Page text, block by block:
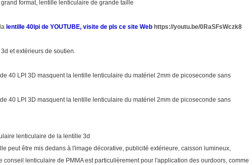
format, lentille lenticulaire de grande taille
la lentille 40lpi de YOUTUBE, visite de pls ce site Web https://youtu.be/0RaSFsWczk8
et extérieurs de soutien.
40 LPI 3D masquent la lentille lenticulaire du matériel 2mm de picoseconde sans
40 LPI 3D masquent la lentille lenticulaire du matériel 2mm de picoseconde sans
lenticulaire de la lentille 3d
peut être mis dedans à l'image décorative, publicité extérieure, caisson lumineux,
conseil lenticulaire de PMMA est particulièrement pour l'application des ourdoors, comme